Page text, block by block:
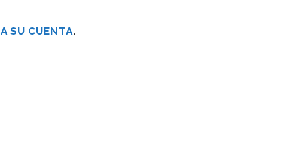
SU CUENTA.